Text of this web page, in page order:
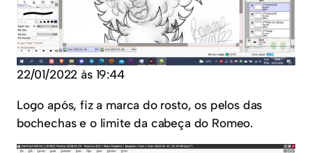
22/01/2022 às 19:44
Logo após, fiz a marca do rosto, os pelos das
bochechas e o limite da cabeça do Romeo.